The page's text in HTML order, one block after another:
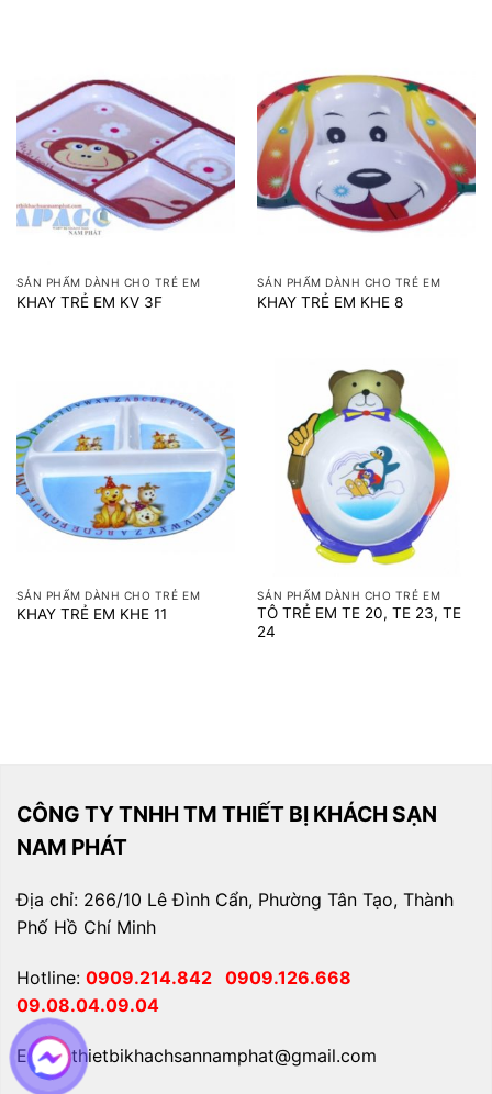
SẢN PHẨM DÀNH CHO TRẺ EM
KHAY TRẺ EM KV 3F
SẢN PHẨM DÀNH CHO TRẺ EM
KHAY TRẺ EM KHE 8
SẢN PHẨM DÀNH CHO TRẺ EM
KHAY TRẺ EM KHE 11
SẢN PHẨM DÀNH CHO TRẺ EM
TÔ TRẺ EM TE 20, TE 23, TE
24
CÔNG TY TNHH TM THIẾT BỊ KHÁCH SẠN
NAM PHÁT
Địa chỉ: 266/10 Lê Đình Cẩn, Phường Tân Tạo, Thành
Phố Hồ Chí Minh
Hotline: 0909.214.842 0909.126.668
09.08.04.09.04
Email: thietbikhachsannamphat@gmail.com